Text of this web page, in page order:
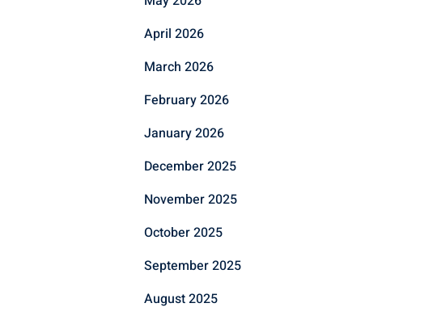
April 2026
March 2026
February 2026
January 2026
December 2025
November 2025
October 2025
September 2025
August 2025